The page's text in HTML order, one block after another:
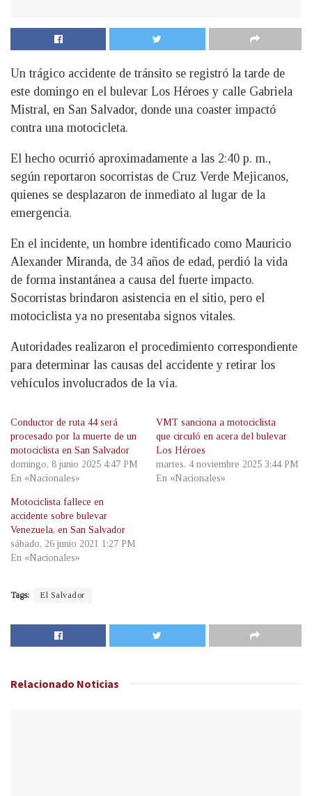
Un trágico accidente de tránsito se registró la tarde de
este domingo en el bulevar Los Héroes y calle Gabriela
Mistral, en San Salvador, donde una coaster impactó
contra una motocicleta.
El hecho ocurrió aproximadamente a las 2:40 p. m.,
según reportaron socorristas de Cruz Verde Mejicanos,
quienes se desplazaron de inmediato al lugar de la
emergencia.
En el incidente, un hombre identificado como Mauricio
Alexander Miranda, de 34 años de edad, perdió la vida
de forma instantánea a causa del fuerte impacto.
Socorristas brindaron asistencia en el sitio, pero el
motociclista ya no presentaba signos vitales.
Autoridades realizaron el procedimiento correspondiente
para determinar las causas del accidente y retirar los
vehículos involucrados de la vía.
Conductor de ruta 44 será
procesado por la muerte de un
motociclista en San Salvador
domingo, 8 junio 2025 4:47 PM
En «Nacionales»
VMT sanciona a motociclista
que circuló en acera del bulevar
Los Héroes
martes, 4 noviembre 2025 3:44 PM
En «Nacionales»
Motociclista fallece en
accidente sobre bulevar
Venezuela, en San Salvador
sábado, 26 junio 2021 1:27 PM
En «Nacionales»
Tags: El Salvador
Relacionado Noticias